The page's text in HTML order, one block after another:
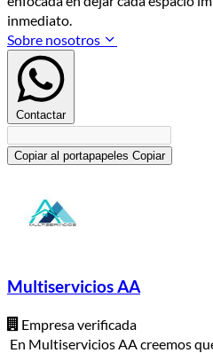
inmediato.
Sobre nosotros
Contactar
Copiar al portapapeles Copiar
Multiservicios AA
Empresa verificada
En Multiservicios AA creemos